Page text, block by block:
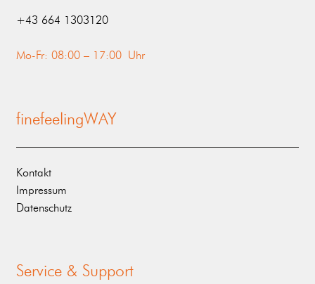
‭+43 664 1303120‬
Mo-Fr: 08:00 – 17:00 Uhr
finefeelingWAY
Kontakt
Impressum
Datenschutz
Service & Support